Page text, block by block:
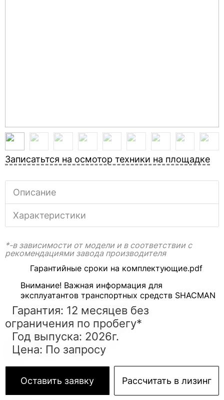
Записатьтся на осмотор техники на площадке
Описание
Характеристики
*-в зависимости от модели и в соответствии с
рекомендациями завода производителя
Гарантийные сроки на комплектующие.pdf
Внимание! Важная информация для
эксплуатантов транспортных средств SHACMAN
Гарантия: 12 месяцев без
ограничения по пробегу*
Год выпуска: 2026г.
Цена: По запросу
Оставить заявку Рассчитать в лизинг